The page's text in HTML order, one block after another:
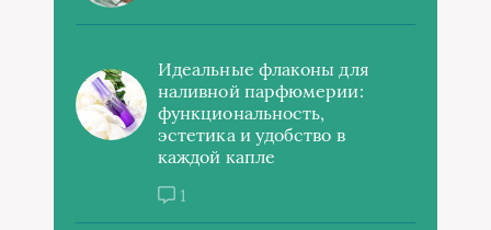
Идеальные флаконы для
наливной парфюмерии:
функциональность,
эстетика и удобство в
каждой капле
1